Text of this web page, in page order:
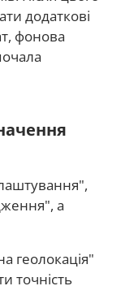
додаткові
фонова
а
геолокація"
точність